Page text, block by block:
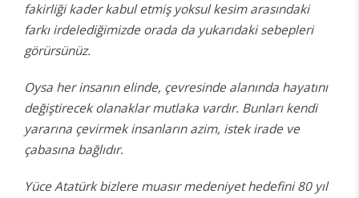
fakirliği kader kabul etmiş yoksul kesim arasındaki
farkı irdelediğimizde orada da yukarıdaki sebepleri
görürsünüz.
Oysa her insanın elinde, çevresinde alanında hayatını
değiştirecek olanaklar mutlaka vardır. Bunları kendi
yararına çevirmek insanların azim, istek irade ve
çabasına bağlıdır.
Yüce Atatürk bizlere muasır medeniyet hedefini 80 yıl